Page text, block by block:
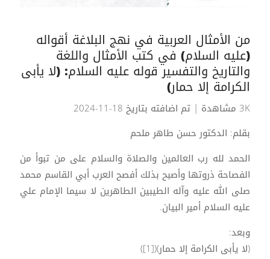
من الأمثال العربية في نهج البلاغة أقواله
(عليه السلام) في كتب الأمثال واللغة
والتاريخ والتفسير قوله عليه السلام: (لا يأبى
الكرامة إلا حمار)
3K مشاهدة
| تم اضافته بتاريخ 18-11-2024
بقلم: الدكتور حسن طاهر ملحم
الحمد لله رب العالمين والصلاة والسلام على من تبوأ من
الفصاحة ذروتها وأصبح بذلك أفصح العرب أبي القاسم محمد
صلى الله عليه وآله الطيبين الطاهرين لا سيما الإمام علي
عليه السلام أمير البيان.
وبعد:
(لا يأبى الكرامة إلا حمار)([1])